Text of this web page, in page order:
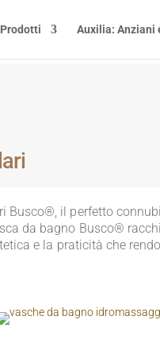
Prodotti Auxilia: Anziani
Busco®, il perfetto
da bagno Busco®
e la praticità che